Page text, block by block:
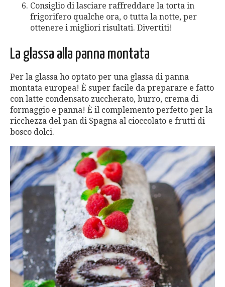
Consiglio di lasciare raffreddare la torta in
frigorifero qualche ora, o tutta la notte, per
ottenere i migliori risultati. Divertiti!
La glassa alla panna montata
Per la glassa ho optato per una glassa di panna
montata europea! È super facile da preparare e fatto
con latte condensato zuccherato, burro, crema di
formaggio e panna! È il complemento perfetto per la
ricchezza del pan di Spagna al cioccolato e frutti di
bosco dolci.